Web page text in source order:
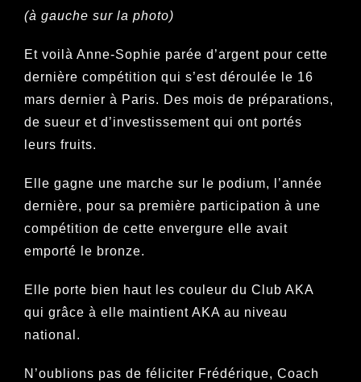
(à gauche sur la photo)
Et voilà Anne-Sophie parée d’argent pour cette
dernière compétition qui s’est déroulée le 16
mars dernier à Paris. Des mois de préparations,
de sueur et d’investissement qui ont portés
leurs fruits.
Elle gagne une marche sur le podium, l’année
dernière, pour sa première participation à une
compétition de cette envergure elle avait
emporté le bronze.
Elle porte bien haut les couleur du Club AKA
qui grâce à elle maintient AKA au niveau
national.
N’oublions pas de féliciter Frédérique, Coach